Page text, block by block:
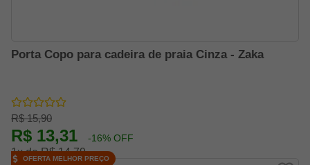
Porta Copo para cadeira de praia Cinza - Zaka
R$ 15,90
R$ 13,31 -16% OFF
1x de R$ 14,79
OFERTA MELHOR PREÇO